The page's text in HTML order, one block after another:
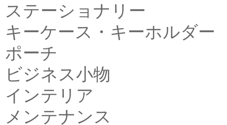
ステーショナリー
キーケース・キーホルダー
ポーチ
ビジネス小物
インテリア
メンテナンス